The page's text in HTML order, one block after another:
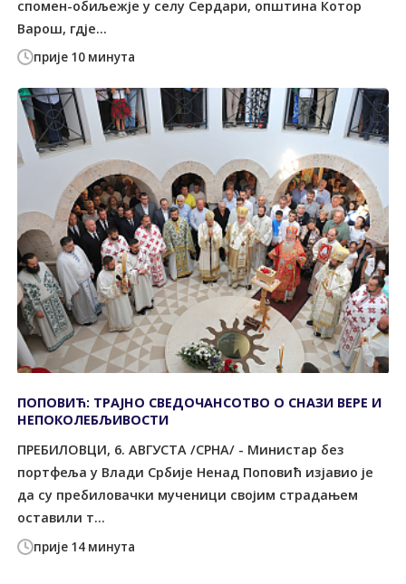
прије 10 минута
спомен-обиљежје у селу Сердари, општина Котор
Варош, гдје...
прије 14 минута
ПОПОВИЋ: ТРАЈНО СВЕДОЧАНСОТВО О СНАЗИ ВЕРЕ И
НЕПОКОЛЕБЉИВОСТИ
ПРЕБИЛОВЦИ, 6. АВГУСТА /СРНА/ - Министар без
портфеља у Влади Србије Ненад Поповић изјавио је
да су пребиловачки мученици својим страдањем
оставили т...